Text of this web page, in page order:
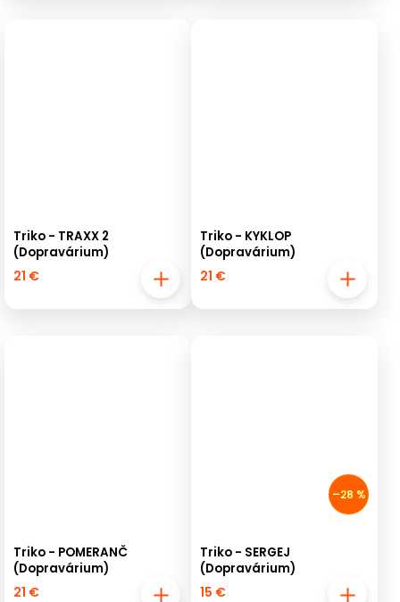
Triko - TRAXX 2
(Dopravárium)
21 €
Triko - KYKLOP
(Dopravárium)
21 €
Triko - POMERANČ
(Dopravárium)
21 €
–28 %
Triko - SERGEJ
(Dopravárium)
15 €